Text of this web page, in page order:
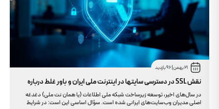
21 بهمن |96 بازدید
نقش SSL در دسترسی سایتها در اینترنت ملی ایران و باور غلط درباره
دامنه های IR
در سال‌های اخیر، توسعه زیرساخت شبکه ملی اطلاعات (یا همان نت ملی) دغدغه
اصلی مدیران وب‌سایت‌های ایرانی شده است. سؤال اساسی این است: در شرایط